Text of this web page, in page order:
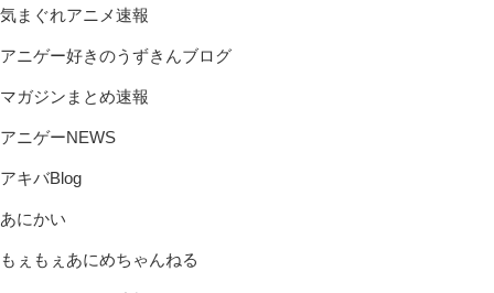
気まぐれアニメ速報
アニゲー好きのうずきんブログ
マガジンまとめ速報
アニゲーNEWS
アキバBlog
あにかい
もぇもぇあにめちゃんねる